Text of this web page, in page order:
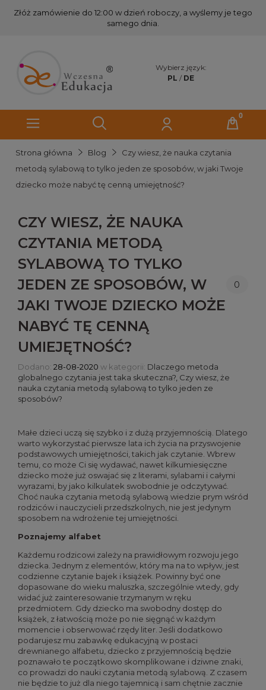
Złóż zamówienie do 12:00 w dzień roboczy, a wyślemy je tego
samego dnia.
Wybierz język:
PL / DE
Strona główna Blog
Czy wiesz, że nauka czytania
metodą sylabową to tylko jeden ze sposobów, w jaki Twoje
dziecko może nabyć tę cenną umiejętność?
CZY WIESZ, ŻE NAUKA
CZYTANIA METODĄ
SYLABOWĄ TO TYLKO
JEDEN ZE SPOSOBÓW, W
JAKI TWOJE DZIECKO MOŻE
NABYĆ TĘ CENNĄ
UMIEJĘTNOŚĆ?
0
Dodano: 28-08-2020 w kategorii: Dlaczego metoda
globalnego czytania jest taka skuteczna? Czy wiesz, że
nauka czytania metodą sylabową to tylko jeden ze
sposobów?
Małe dzieci uczą się szybko i z dużą przyjemnością. Dlatego
warto wykorzystać pierwsze lata ich życia na przyswojenie
podstawowych umiejętności, takich jak czytanie. Wbrew
temu, co może Ci się wydawać, nawet kilkumiesięczne
dziecko może już oswajać się z literami, sylabami i całymi
wyrazami, by jako kilkulatek swobodnie je odczytywać.
Choć nauka czytania metodą sylabową wiedzie prym wśród
rodziców i nauczycieli przedszkolnych, nie jest jedynym
sposobem na wdrożenie tej umiejętności.
Poznajemy alfabet
Każdemu rodzicowi zależy na prawidłowym rozwoju jego
dziecka. Jednym z elementów, który ma na to wpływ, jest
codzienne czytanie bajek i książek. Powinny być one
dopasowane do wieku maluszka, szczególnie wtedy, gdy
widać już zainteresowanie trzymanym w ręku
przedmiotem. Gdy dziecko ma swobodny dostęp do
książek, z łatwością może po nie sięgnąć w każdym
momencie i obserwować rzędy liter. Jeśli dodatkowo
podarujesz mu zabawkę edukacyjną w postaci
drewnianego alfabetu, dziecko z przyjemnością będzie
poznawało te początkowo skomplikowane i dziwne znaki,
co prowadzi do nauki czytania metodą sylabową. Z czasem
nie będzie to już dla niego tajemnicą i sam chętnie zacznie